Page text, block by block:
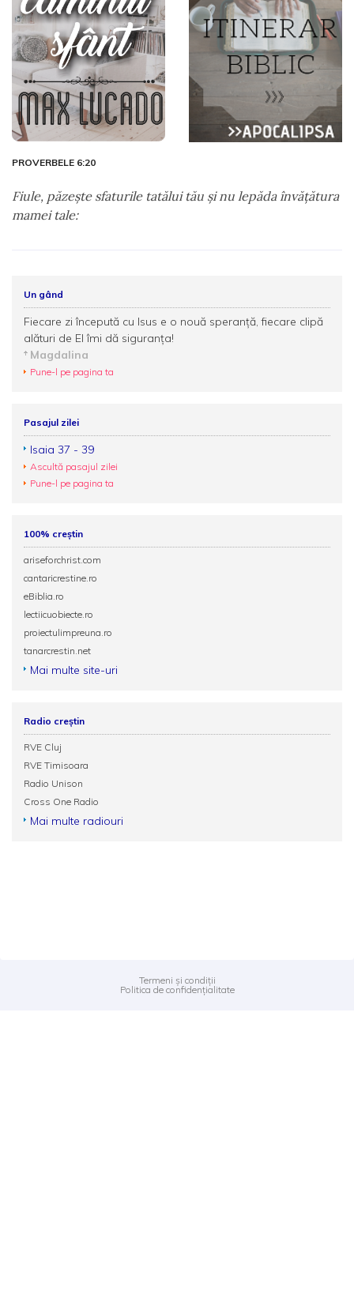
PROVERBELE 6:20
Fiule, păzeşte sfaturile tatălui tău şi nu lepăda învăţătura
mamei tale:
Un gând
Fiecare zi începută cu Isus e o nouă speranţă, fiecare clipă
alături de El îmi dă siguranţa!
Magdalina
Pune-l pe pagina ta
Pasajul zilei
Isaia 37 - 39
Ascultă pasajul zilei
Pune-l pe pagina ta
100% creștin
ariseforchrist.com
cantaricrestine.ro
eBiblia.ro
lectiicuobiecte.ro
proiectulimpreuna.ro
tanarcrestin.net
Mai multe site-uri
Radio creștin
RVE Cluj
RVE Timisoara
Radio Unison
Cross One Radio
Mai multe radiouri
Termeni și condiții
Politica de confidențialitate